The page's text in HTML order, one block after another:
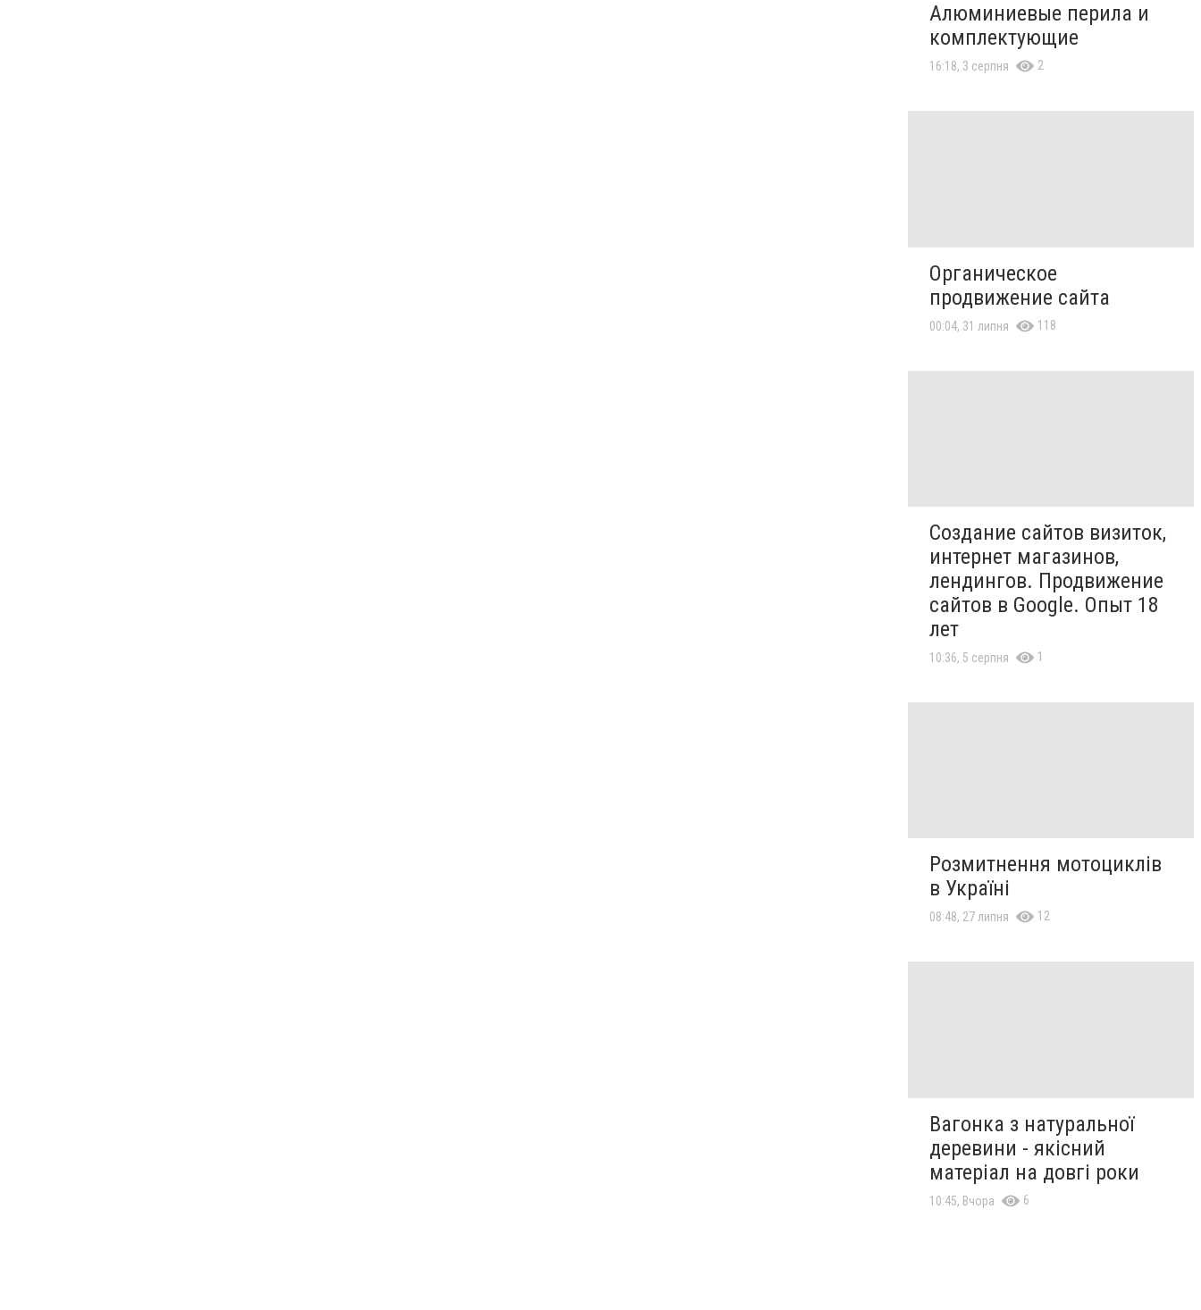
Алюминиевые перила и
комплектующие
16:18, 3 серпня 2
Органическое
продвижение сайта
00:04, 31 липня 118
Создание сайтов визиток,
интернет магазинов,
лендингов. Продвижение
сайтов в Google. Опыт 18
лет
10:36, 5 серпня 1
Розмитнення мотоциклів
в Україні
08:48, 27 липня 12
Вагонка з натуральної
деревини - якісний
матеріал на довгі роки
10:45, Вчора 6